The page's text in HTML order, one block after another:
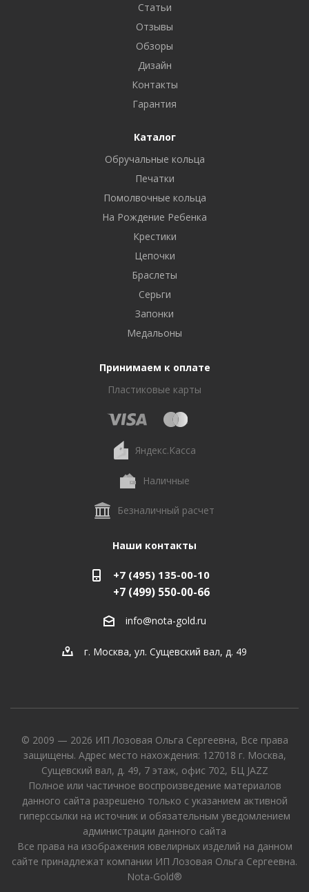
Статьи
Отзывы
Обзоры
Дизайн
Контакты
Гарантия
Каталог
Обручальные кольца
Печатки
Помолвочные кольца
На Рождение Ребенка
Крестики
Цепочки
Браслеты
Серьги
Запонки
Медальоны
Принимаем к оплате
Пластиковые карты
Яндекс.Касса
Наличные
Безналичный расчет
Наши контакты
+7 (495) 135-00-10
+7 (499) 550-00-66
info@nota-gold.ru
г. Москва, ул. Сущевский вал, д. 49
© 2009 — 2026 ИП Лозовая Ольга Сергеевна, Все права
защищены. Адрес место нахождения: 127018 г. Москва,
Сущевский вал, д. 49, 7 этаж, офис 702, БЦ JAZZ
Полное или частичное воспроизведение материалов
данного сайта разрешено только с указанием активной
гиперссылки на источник и обязательным уведомлением
администрации данного сайта
Все права на изображения ювелирных изделий на данном
сайте принадлежат компании ИП Лозовая Ольга Сергеевна.
Nota-Gold®